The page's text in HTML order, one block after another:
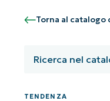
Torna al catalogo
TENDENZA
Non è richiesta
name*